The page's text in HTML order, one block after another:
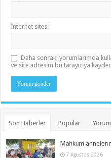
İnternet sitesi
Daha sonraki yorumlarımda
ve site adresim bu tarayıcıya
Son Haberler Popular
Mahkum
7 Ağustos 2026